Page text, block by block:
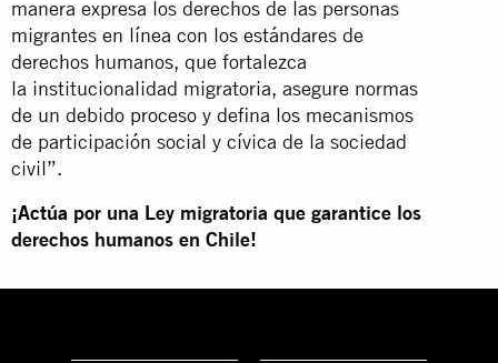
manera expresa los derechos de las personas
migrantes en línea con los estándares de
derechos humanos, que fortalezca
la institucionalidad migratoria, asegure normas
de un debido proceso y defina los mecanismos
de participación social y cívica de la sociedad
civil”.
¡Actúa por una Ley migratoria que garantice los
derechos humanos en Chile!